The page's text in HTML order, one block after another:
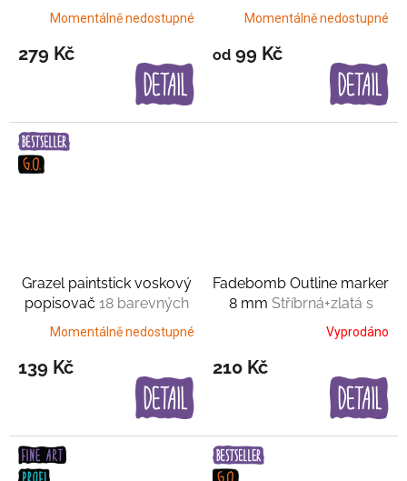
Momentálně nedostupné
279 Kč
popisovač
2 nebo 4 barvy
Momentálně nedostupné
od 99 Kč
Grazel paintstick voskový
popisovač 18 barevných
kombinací
Momentálně nedostupné
139 Kč
Fadebomb Outline marker
8 mm Stříbrná+zlatá s
černou konturouVyprodáno
210 Kč